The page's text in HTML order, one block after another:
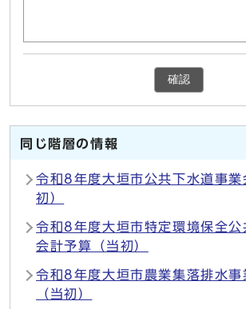
確認
同じ階層の情報
令和8年度大垣市公共下水道事業
初）
令和8年度大垣市特定環境保全公
会計予算（当初）
令和8年度大垣市農業集落排水事
（当初）